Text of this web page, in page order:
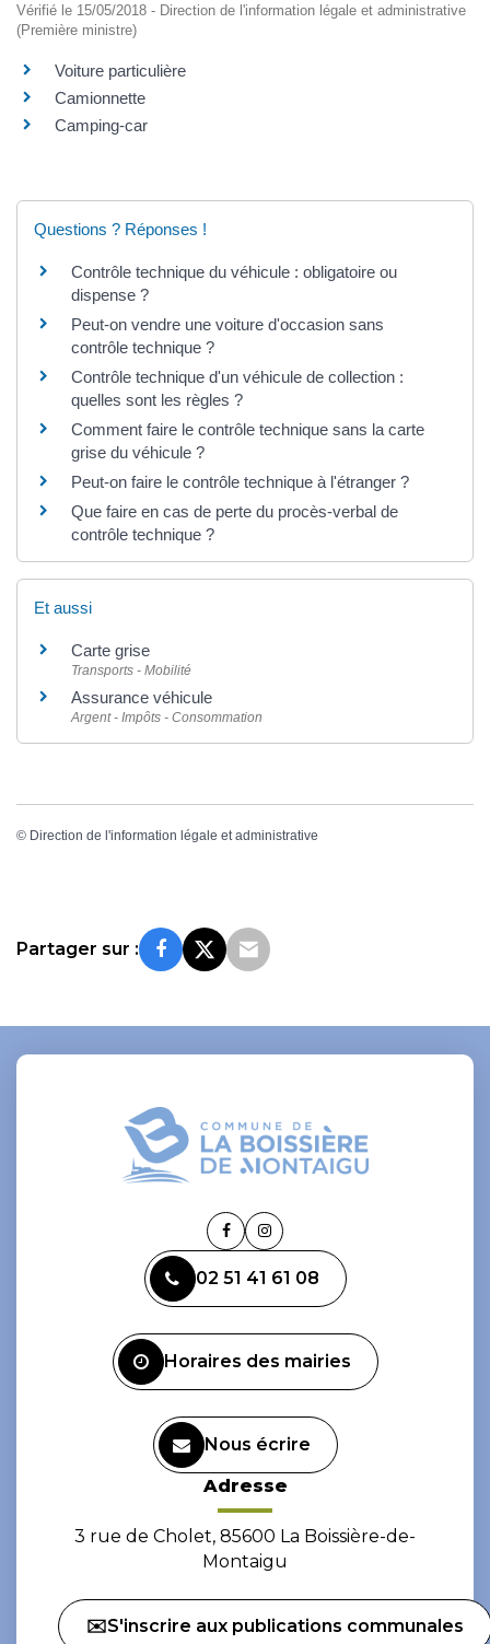
Vérifié le 15/05/2018 - Direction de l'information légale et administrative
(Première ministre)
Voiture particulière
Camionnette
Camping-car
Questions ? Réponses !
Contrôle technique du véhicule : obligatoire ou
dispense ?
Peut-on vendre une voiture d'occasion sans
contrôle technique ?
Contrôle technique d'un véhicule de collection :
quelles sont les règles ?
Comment faire le contrôle technique sans la carte
grise du véhicule ?
Peut-on faire le contrôle technique à l'étranger ?
Que faire en cas de perte du procès-verbal de
contrôle technique ?
Et aussi
Carte grise
Transports - Mobilité
Assurance véhicule
Argent - Impôts - Consommation
© Direction de l'information légale et administrative
Partager sur :
Lien
le
compte
Lien
le
compte
02 51 41 61 08
Horaires des mairies
Nous écrire
Adresse
3 rue de Cholet, 85600 La Boissière-de-
Montaigu
✉️S'inscrire aux publications communales